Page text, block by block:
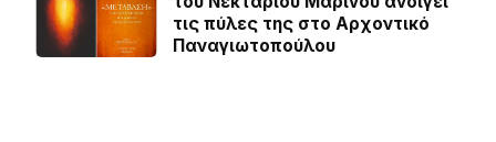
τις πύλες της στο Αρχοντικό
Παναγιωτοπούλου